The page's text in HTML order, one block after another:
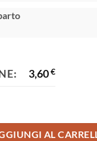
3,60€
AL